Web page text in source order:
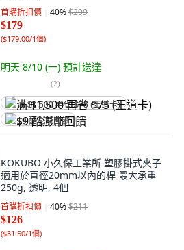
首購折扣價 40%$299
$179
($179.00/1個)
明天 8/10 (一) 預計送達
(2)
满 $1,500 再省 $75 (王道卡)
$9 酷澎幣回饋
KOKUBO 小久保工業所 塑膠掛式夾子
適用於直徑20mm以內的桿 最大承重
250g, 透明, 4個
首購折扣價 40%$211
$126
($31.50/1個)